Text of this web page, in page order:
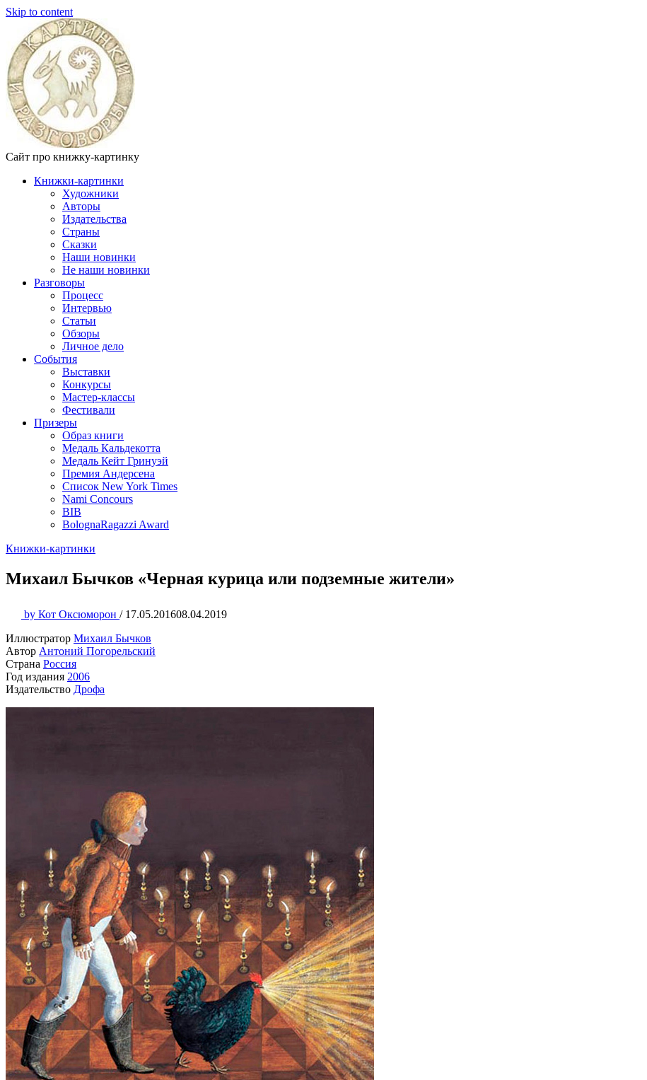
Skip to content
Сайт про книжку-картинку
Книжки-картинки
Художники
Авторы
Издательства
Страны
Сказки
Наши новинки
Не наши новинки
Разговоры
Процесс
Интервью
Статьи
Обзоры
Личное дело
События
Выставки
Конкурсы
Мастер-классы
Фестивали
Призеры
Образ книги
Медаль Кальдекотта
Медаль Кейт Гринуэй
Премия Андерсена
Список New York Times
Nami Concours
BIB
BolognaRagazzi Award
Книжки-картинки
Михаил Бычков «Черная курица или подземные жители»
by Кот Оксюморон / 17.05.201608.04.2019
Иллюстратор Михаил Бычков
Автор Антоний Погорельский
Страна Россия
Год издания 2006
Издательство Дрофа